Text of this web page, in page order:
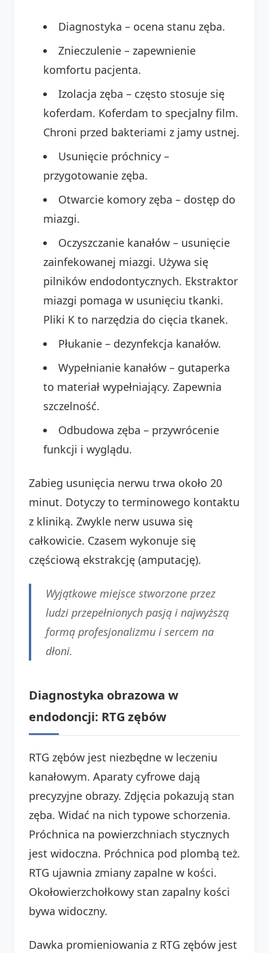
Diagnostyka – ocena stanu zęba.
Znieczulenie – zapewnienie
komfortu pacjenta.
Izolacja zęba – często stosuje się
koferdam. Koferdam to specjalny film.
Chroni przed bakteriami z jamy ustnej.
Usunięcie próchnicy –
przygotowanie zęba.
Otwarcie komory zęba – dostęp do
miazgi.
Oczyszczanie kanałów – usunięcie
zainfekowanej miazgi. Używa się
pilników endodontycznych. Ekstraktor
miazgi pomaga w usunięciu tkanki.
Pliki K to narzędzia do cięcia tkanek.
Płukanie – dezynfekcja kanałów.
Wypełnianie kanałów – gutaperka
to materiał wypełniający. Zapewnia
szczelność.
Odbudowa zęba – przywrócenie
funkcji i wyglądu.
Zabieg usunięcia nerwu trwa około 20
minut. Dotyczy to terminowego kontaktu
z kliniką. Zwykle nerw usuwa się
całkowicie. Czasem wykonuje się
częściową ekstrakcję (amputację).
Wyjątkowe miejsce stworzone przez
ludzi przepełnionych pasją i najwyższą
formą profesjonalizmu i sercem na
dłoni.
Diagnostyka obrazowa w
endodoncji: RTG zębów
RTG zębów jest niezbędne w leczeniu
kanałowym. Aparaty cyfrowe dają
precyzyjne obrazy. Zdjęcia pokazują stan
zęba. Widać na nich typowe schorzenia.
Próchnica na powierzchniach stycznych
jest widoczna. Próchnica pod plombą też.
RTG ujawnia zmiany zapalne w kości.
Okołowierzchołkowy stan zapalny kości
bywa widoczny.
Dawka promieniowania z RTG zębów jest